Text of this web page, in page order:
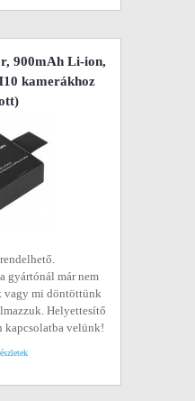
900mAh Li-ion,
kamerákhoz
gyártónál már nem
vagy mi döntöttünk
Helyettesítő
kapcsolatba velünk!